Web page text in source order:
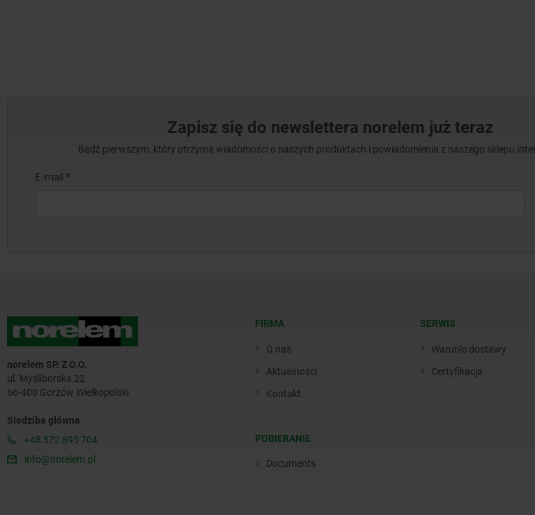
Zapisz się do newslettera norelem już teraz
Bądź pierwszym, który otrzyma wiadomości o naszych produktach i powiadomienia z naszego sklepu
norelem SP. Z O.O.
ul. Myśliborska 22
66-400 Gorzów Wielkopolski
Siedziba główna
+48 572 895 704
info@norelem.pl
FIRMA
O nas
Aktualności
Kontakt
POBIERANIE
Documents
SERWIS
Warunki dostawy
Certyfikacja